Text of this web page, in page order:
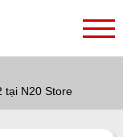
tại N20 Store